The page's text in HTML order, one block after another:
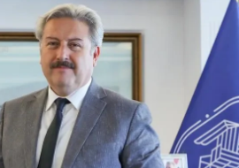
Balıkesir
Bingöl
Bitlis